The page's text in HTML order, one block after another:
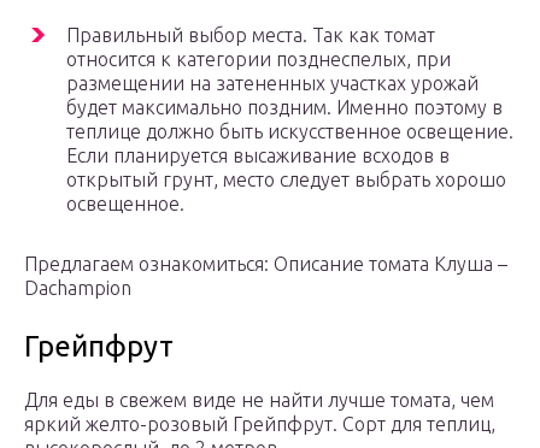
Правильный выбор места. Так как томат
относится к категории позднеспелых, при
размещении на затененных участках урожай
будет максимально поздним. Именно поэтому в
теплице должно быть искусственное освещение.
Если планируется высаживание всходов в
открытый грунт, место следует выбрать хорошо
освещенное.
Предлагаем ознакомиться: Описание томата Клуша –
Dachampion
Грейпфрут
Для еды в свежем виде не найти лучше томата, чем
яркий желто-розовый Грейпфрут. Сорт для теплиц,